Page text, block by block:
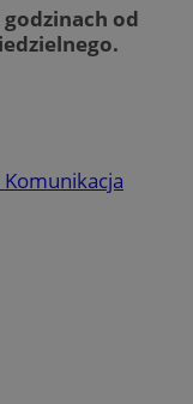
od
Komunikacja